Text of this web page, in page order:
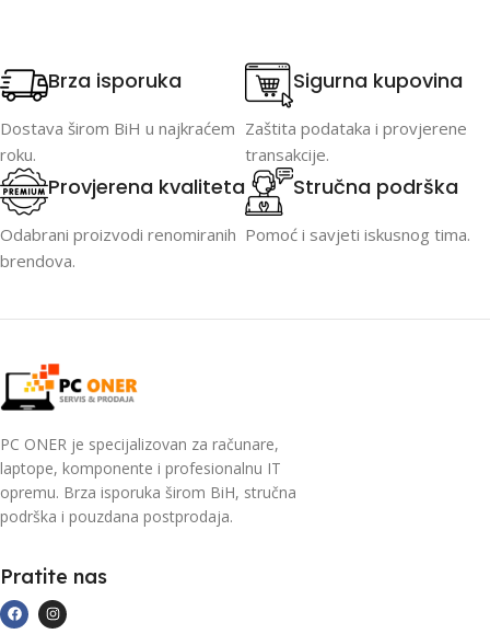
Brza isporuka
Dostava širom BiH u najkraćem
roku.
Sigurna kupovina
Zaštita podataka i provjerene
transakcije.
Provjerena kvaliteta
Odabrani proizvodi renomiranih
brendova.
Stručna podrška
Pomoć i savjeti iskusnog tima.
PC ONER je specijalizovan za računare,
laptope, komponente i profesionalnu IT
opremu. Brza isporuka širom BiH, stručna
podrška i pouzdana postprodaja.
Pratite nas